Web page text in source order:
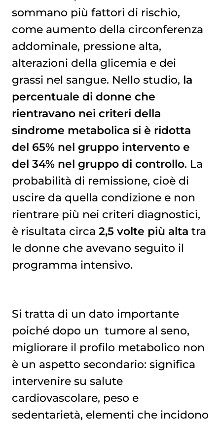
sommano più fattori di rischio,
come aumento della circonferenza
addominale, pressione alta,
alterazioni della glicemia e dei
grassi nel sangue. Nello studio, la
percentuale di donne che
rientravano nei criteri della
sindrome metabolica si è ridotta
del 65% nel gruppo intervento e
del 34% nel gruppo di controllo. La
probabilità di remissione, cioè di
uscire da quella condizione e non
rientrare più nei criteri diagnostici,
è risultata circa 2,5 volte più alta tra
le donne che avevano seguito il
programma intensivo.
Si tratta di un dato importante
poiché dopo un tumore al seno,
migliorare il profilo metabolico non
è un aspetto secondario: significa
intervenire su salute
cardiovascolare, peso e
sedentarietà, elementi che incidono